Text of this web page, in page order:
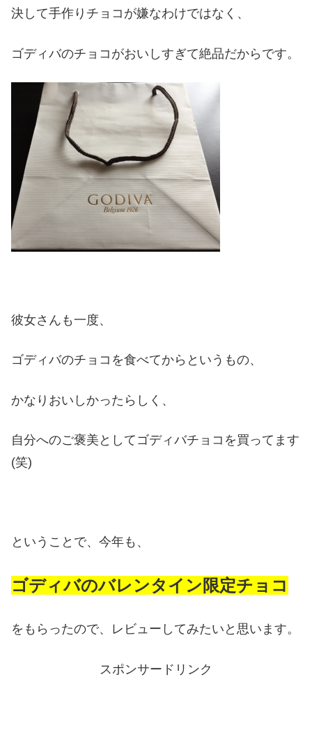
決して手作りチョコが嫌なわけではなく、
ゴディバのチョコがおいしすぎて絶品だからです。
彼女さんも一度、
ゴディバのチョコを食べてからというもの、
かなりおいしかったらしく、
自分へのご褒美としてゴディバチョコを買ってます
(笑)
ということで、今年も、
ゴディバのバレンタイン限定チョコ
をもらったので、レビューしてみたいと思います。
スポンサードリンク